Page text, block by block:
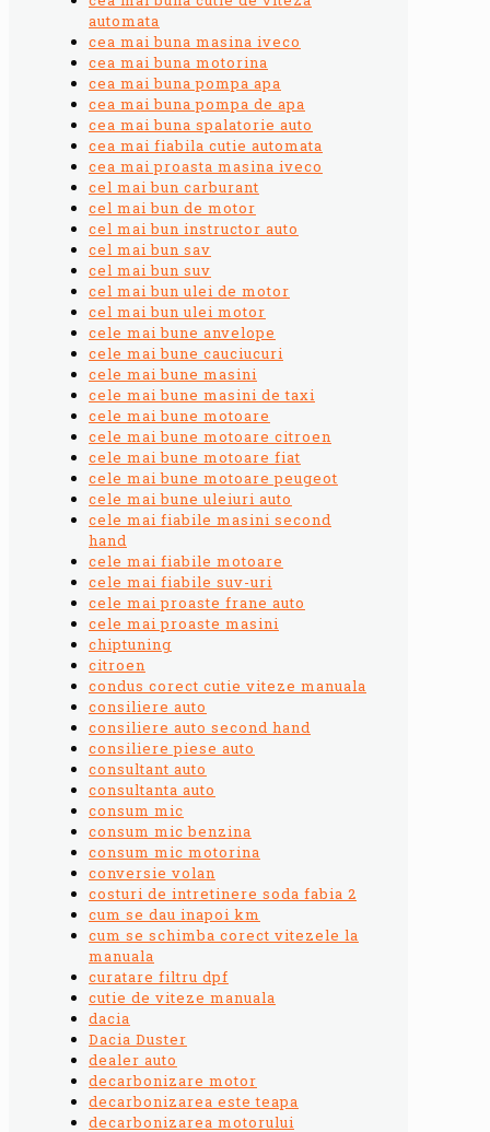
automata
cea mai buna masina iveco
cea mai buna motorina
cea mai buna pompa apa
cea mai buna pompa de apa
cea mai buna spalatorie auto
cea mai fiabila cutie automata
cea mai proasta masina iveco
cel mai bun carburant
cel mai bun de motor
cel mai bun instructor auto
cel mai bun sav
cel mai bun suv
cel mai bun ulei de motor
cel mai bun ulei motor
cele mai bune anvelope
cele mai bune cauciucuri
cele mai bune masini
cele mai bune masini de taxi
cele mai bune motoare
cele mai bune motoare citroen
cele mai bune motoare fiat
cele mai bune motoare peugeot
cele mai bune uleiuri auto
cele mai fiabile masini second
hand
cele mai fiabile motoare
cele mai fiabile suv-uri
cele mai proaste frane auto
cele mai proaste masini
chiptuning
citroen
condus corect cutie viteze manuala
consiliere auto
consiliere auto second hand
consiliere piese auto
consultant auto
consultanta auto
consum mic
consum mic benzina
consum mic motorina
conversie volan
costuri de intretinere soda fabia 2
cum se dau inapoi km
cum se schimba corect vitezele la
manuala
curatare filtru dpf
cutie de viteze manuala
dacia
Dacia Duster
dealer auto
decarbonizare motor
decarbonizarea este teapa
decarbonizarea motorului